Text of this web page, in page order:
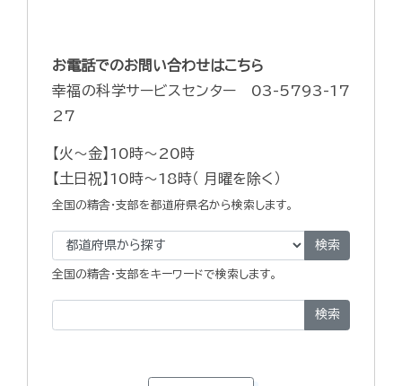
お電話でのお問い合わせはこちら
幸福の科学サービスセンター 03-5793-17
27
【火～金】10時～20時
【土日祝】10時～18時（ 月曜を除く）
全国の精舎・支部を都道府県名から検索します。
検索
全国の精舎・支部をキーワードで検索します。
検索